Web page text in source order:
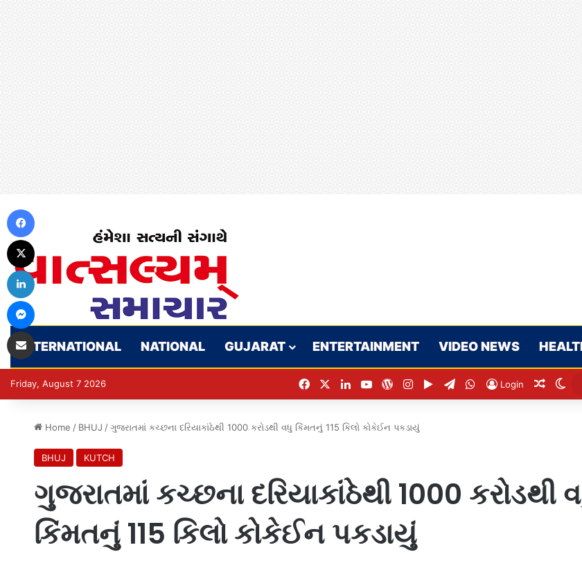
INTERNATIONAL NATIONAL GUJARAT ENTERTAINMENT VIDEO NEWS
Friday, August 7 2026 FacebookLinkedInYouTubeWordPress
Instagram
Google Play
Telegram
WhatsApp
Login
Home / BHUJ / ગુજરાતમાં કચ્છના દરિયાકાંઠેથી 1000 કરોડથી વધુ કિંમતનું 115 કિલો કોકેઈન પકડાયું
BHUJ KUTCH
ગુજરાતમાં કચ્છના દરિયાકાંઠેથી 1000 કરોડથી
કિંમતનું 115 કિલો કોકેઈન પકડાયું
LinkedIn